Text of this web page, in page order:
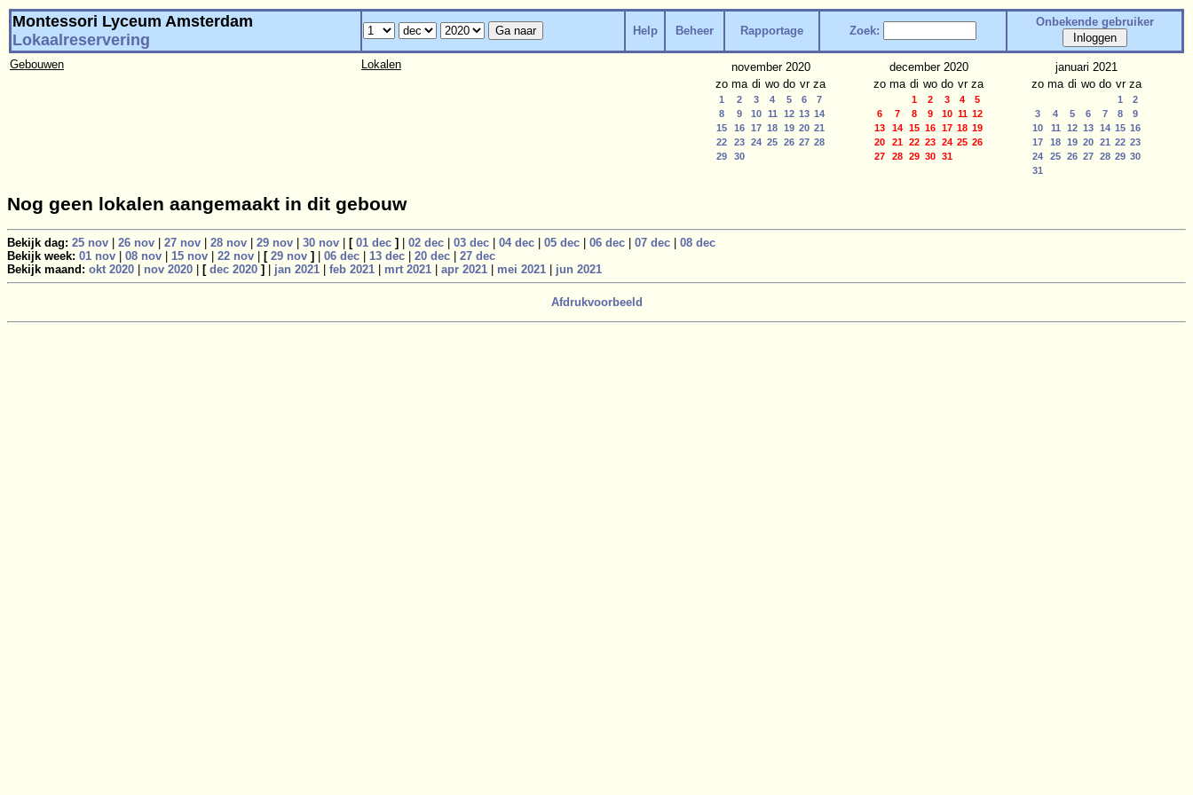
Montessori Lyceum Amsterdam
Lokaalreservering
Help Beheer Rapportage Zoek:
Onbekende gebruiker
Gebouwen Lokalen
november 2020
zo ma di wo do vr za
1 2 3 4 5 6
7
8
9 10 11 12 13 14
15
16 17 18 19 20 21
22
23 24 25 26 27 28
29
30
december 2020
zo ma di wo do vr za
1 2 3 4
5
6
7 8 9 10 11 12
13
14 15 16 17 18 19
20
21 22 23 24 25 26
27
28 29 30 31
januari 2021
zo ma di wo do vr za
1
2
3
4 5 6 7 8
9
10
11 12 13 14 15 16
17
18 19 20 21 22 23
24
25 26 27 28 29 30
31
Nog geen lokalen aangemaakt in dit gebouw
Bekijk dag: 25 nov 26 nov 27 nov 28 nov 29 nov 30 nov [ 01 dec ] 02 dec 03 dec 04 dec 05 dec 06 dec 07 dec
08 dec
Bekijk week: 01 nov 08 nov 15 nov 22 nov [ 29 nov ] 06 dec 13 dec 20 dec
27 dec
Bekijk maand: okt 2020 nov 2020 [ dec 2020 ] jan 2021 feb 2021 mrt 2021 apr 2021 mei 2021 jun 2021
Afdrukvoorbeeld